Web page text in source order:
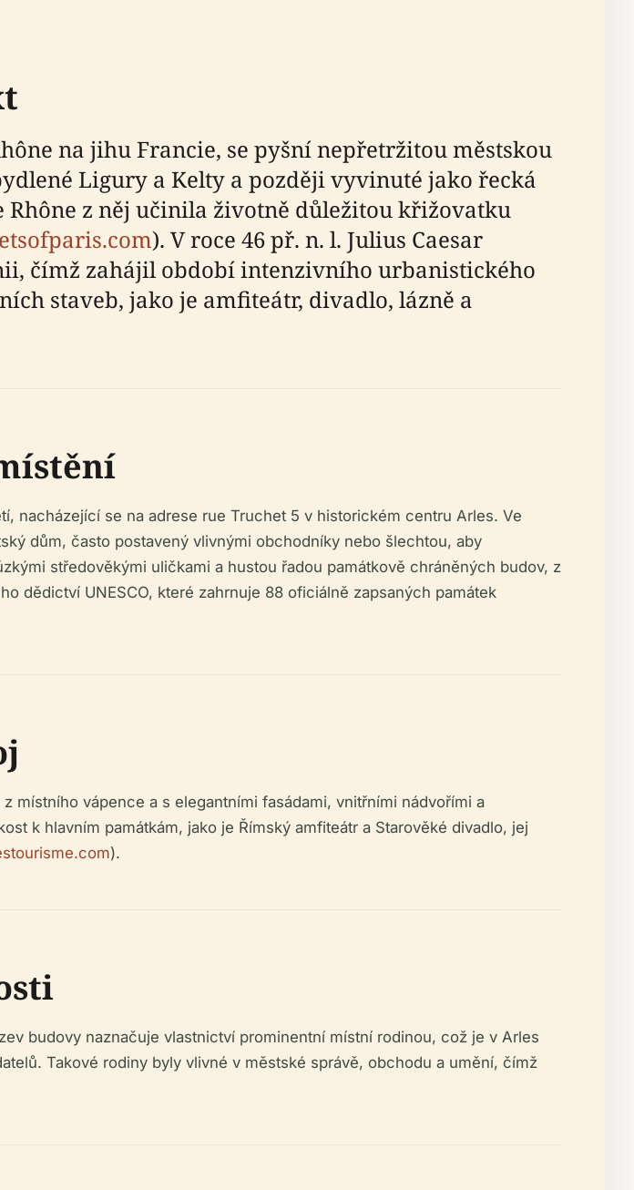
na jihu Francie, se pyšní nepřetržitou městskou
Ligury a Kelty a později vyvinuté jako řecká
z něj učinila životně důležitou křižovatku
). V roce 46 př. n. l. Julius Caesar
čímž zahájil období intenzivního urbanistického
staveb, jako je amfiteátr, divadlo, lázně a
nacházející se na adrese rue Truchet 5 v historickém centru Arles. Ve
dům, často postavený vlivnými obchodníky nebo šlechtou, aby
středověkými uličkami a hustou řadou památkově chráněných budov, z
dědictví UNESCO, které zahrnuje 88 oficiálně zapsaných památek
místního vápence a s elegantními fasádami, vnitřními nádvořími a
k hlavním památkám, jako je Římský amfiteátr a Starověké divadlo, jej
).
budovy naznačuje vlastnictví prominentní místní rodinou, což je v Arles
Takové rodiny byly vlivné v městské správě, obchodu a umění, čímž